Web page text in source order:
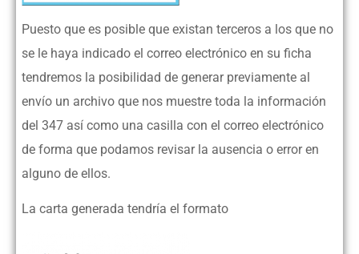
Puesto que es posible que existan terceros a los que no
se le haya indicado el correo electrónico en su ficha
tendremos la posibilidad de generar previamente al
envío un archivo que nos muestre toda la información
del 347 así como una casilla con el correo electrónico
de forma que podamos revisar la ausencia o error en
alguno de ellos.
La carta generada tendría el formato